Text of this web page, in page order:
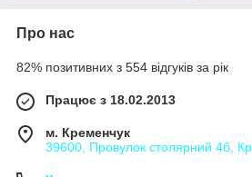
Про нас
82% позитивних з 554 відгуків за рік
Працює з 18.02.2013
м. Кременчук
39600, Провулок столярний 4б,